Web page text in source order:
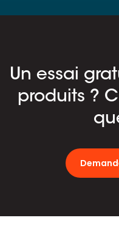
Un essai
produits ?